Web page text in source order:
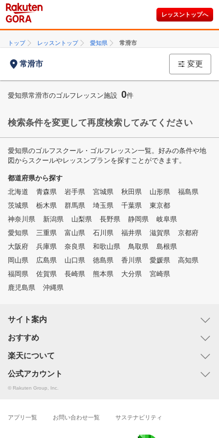
レッスントップへ
トップ レッスントップ 愛知県 常滑市
常滑市 変更
愛知県常滑市のゴルフレッスン施設 0件
検索条件を変更して再度検索してみてください
愛知県のゴルフスクール・ゴルフレッスン一覧。好みの条件や地
図からスクールやレッスンプランを探すことができます。
都道府県から探す
北海道
青森県 岩手県 宮城県 秋田県 山形県
福島県
茨城県
栃木県 群馬県 埼玉県 千葉県
東京都
神奈川県
新潟県 山梨県 長野県 静岡県
岐阜県
愛知県
三重県 富山県 石川県 福井県 滋賀県
京都府
大阪府
兵庫県 奈良県 和歌山県 鳥取県
島根県
岡山県
広島県 山口県 徳島県 香川県 愛媛県
高知県
福岡県
佐賀県 長崎県 熊本県 大分県
宮崎県
鹿児島県
沖縄県
サイト案内
おすすめ
楽天について
公式アカウント
© Rakuten Group, Inc.
アプリ一覧 お問い合わせ一覧 サステナビリティ